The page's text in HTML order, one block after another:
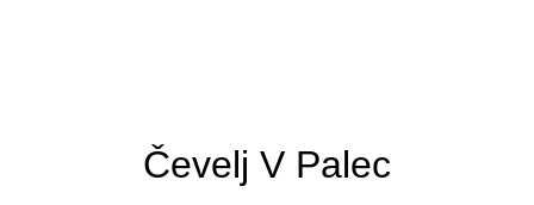
Čevelj V Palec